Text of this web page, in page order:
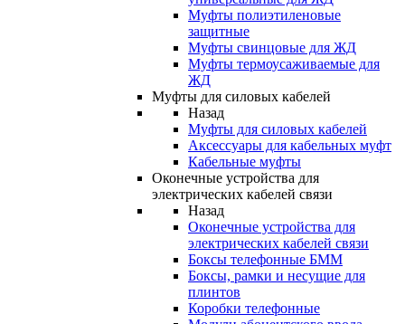
Муфты полиэтиленовые
защитные
Муфты свинцовые для ЖД
Муфты термоусаживаемые для
ЖД
Муфты для силовых кабелей
Назад
Муфты для силовых кабелей
Аксессуары для кабельных муфт
Кабельные муфты
Оконечные устройства для
электрических кабелей связи
Назад
Оконечные устройства для
электрических кабелей связи
Боксы телефонные БММ
Боксы, рамки и несущие для
плинтов
Коробки телефонные